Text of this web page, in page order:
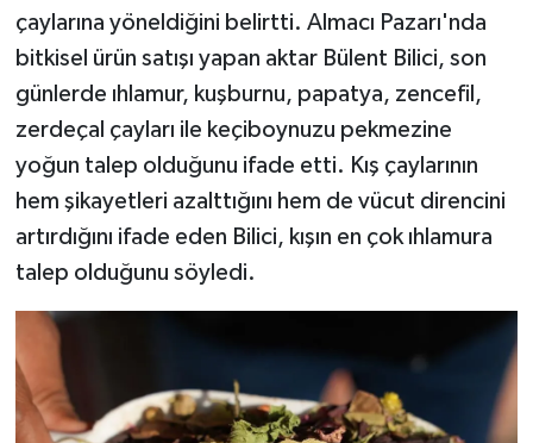
çaylarına yöneldiğini belirtti. Almacı Pazarı'nda
bitkisel ürün satışı yapan aktar Bülent Bilici, son
günlerde ıhlamur, kuşburnu, papatya, zencefil,
zerdeçal çayları ile keçiboynuzu pekmezine
yoğun talep olduğunu ifade etti. Kış çaylarının
hem şikayetleri azalttığını hem de vücut direncini
artırdığını ifade eden Bilici, kışın en çok ıhlamura
talep olduğunu söyledi.
Yeme-İçme
Yemek